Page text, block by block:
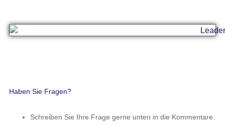
Haben Sie Fragen?
Schreiben Sie Ihre Frage gerne unten in die Kommentare.